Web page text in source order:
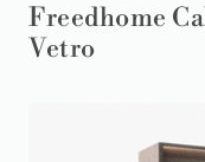
Freedhome
Vetro